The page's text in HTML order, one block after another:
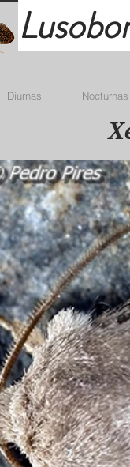
Diurnas Nocturnas